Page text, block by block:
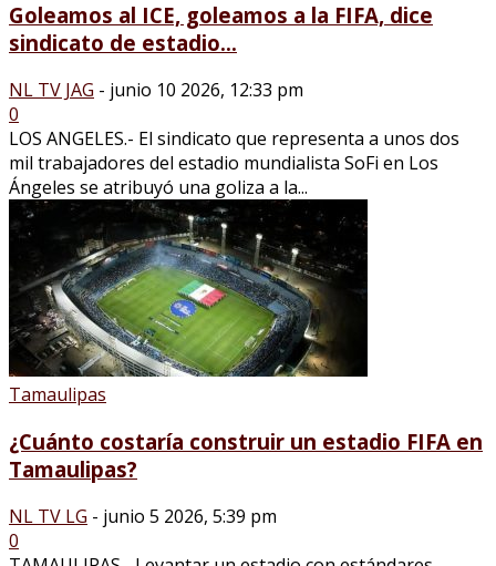
Goleamos al ICE, goleamos a la FIFA, dice
sindicato de estadio...
NL TV JAG - junio 10 2026, 12:33 pm
0
LOS ANGELES.- El sindicato que representa a unos dos
mil trabajadores del estadio mundialista SoFi en Los
Ángeles se atribuyó una goliza a la...
Tamaulipas
¿Cuánto costaría construir un estadio FIFA en
Tamaulipas?
NL TV LG - junio 5 2026, 5:39 pm
0